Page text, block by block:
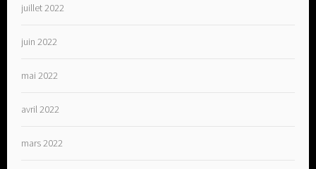
juillet 2022
juin 2022
mai 2022
avril 2022
mars 2022